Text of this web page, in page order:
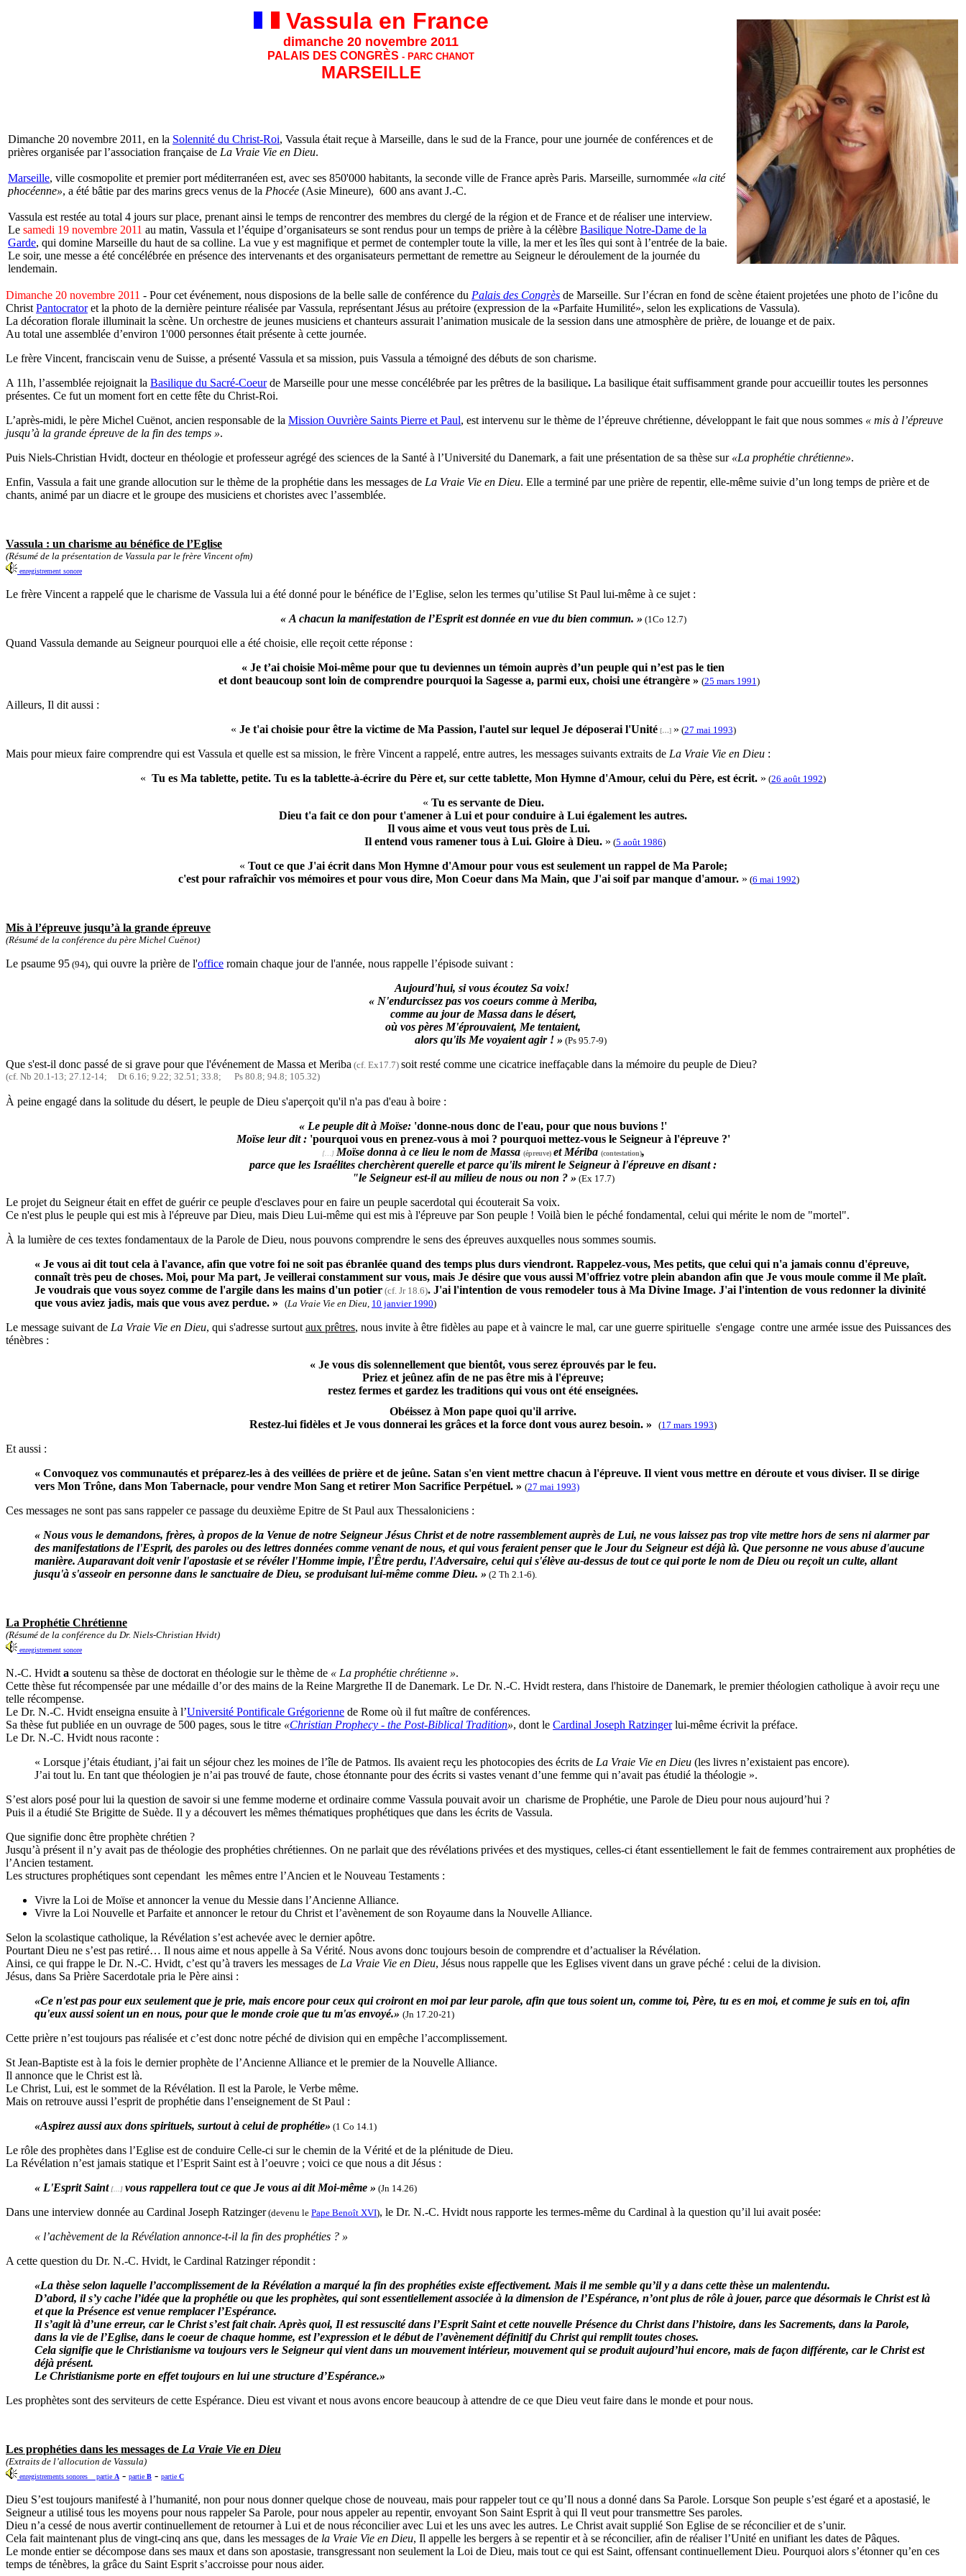
Vassula en France
dimanche 20 novembre 2011
PALAIS DES CONGRÈS - PARC CHANOT
MARSEILLE
Dimanche 20 novembre 2011, en la Solennité du Christ-Roi, Vassula était reçue à Marseille, dans le sud de la France, pour une journée de conférences et de
prières organisée par l’association française de La Vraie Vie en Dieu.
Marseille, ville cosmopolite et premier port méditerranéen est, avec ses 850'000 habitants, la seconde ville de France après Paris. Marseille, surnommée «la cité
phocéenne», a été bâtie par des marins grecs venus de la Phocée (Asie Mineure), 600 ans avant J.-C.
Vassula est restée au total 4 jours sur place, prenant ainsi le temps de rencontrer des membres du clergé de la région et de France et de réaliser une interview.
Le samedi 19 novembre 2011 au matin, Vassula et l’équipe d’organisateurs se sont rendus pour un temps de prière à la célèbre Basilique Notre-Dame de la
Garde, qui domine Marseille du haut de sa colline. La vue y est magnifique et permet de contempler toute la ville, la mer et les îles qui sont à l’entrée de la baie.
Le soir, une messe a été concélébrée en présence des intervenants et des organisateurs permettant de remettre au Seigneur le déroulement de la journée du
lendemain.
Dimanche 20 novembre 2011 - Pour cet événement, nous disposions de la belle salle de conférence du Palais des Congrès de Marseille. Sur l’écran en fond de scène étaient projetées une photo de l’icône du
Christ Pantocratoret la photo de la dernière peinture réalisée par Vassula, représentant Jésus au prétoire (expression de la «Parfaite Humilité», selon les explications de Vassula).
La décoration florale illuminait la scène. Un orchestre de jeunes musiciens et chanteurs assurait l’animation musicale de la session dans une atmosphère de prière, de louange et de paix.
Au total une assemblée d’environ 1'000 personnes était présente à cette journée.
Le frère Vincent, franciscain venu de Suisse, a présenté Vassula et sa mission, puis Vassula a témoigné des débuts de son charisme.
A 11h, l’assemblée rejoignait la Basilique du Sacré-Coeurde Marseille pour une messe concélébrée par les prêtres de la basilique. La basilique était suffisamment grande pour accueillir toutes les personnes
présentes. Ce fut un moment fort en cette fête du Christ-Roi.
L’après-midi, le père Michel Cuënot, ancien responsable de la Mission Ouvrière Saints Pierre et Paul, est intervenu sur le thème de l’épreuve chrétienne, développant le fait que nous sommes « mis à l’épreuve
jusqu’à la grande épreuve de la fin des temps ».
Puis Niels-Christian Hvidt, docteur en théologie et professeur agrégé des sciences de la Santé à l’Université du Danemark, a fait une présentation de sa thèse sur «La prophétie chrétienne».
Enfin, Vassula a fait une grande allocution sur le thème de la prophétie dans les messages de La Vraie Vie en Dieu. Elle a terminé par une prière de repentir, elle-même suivie d’un long temps de prière et de
chants, animé par un diacre et le groupe des musiciens et choristes avec l’assemblée.
Vassula : un charisme au bénéfice de l’Eglise
(Résumé de la présentation de Vassula par le frère Vincent ofm)
enregistrement sonore
Le frère Vincent a rappelé que le charisme de Vassula lui a été donné pour le bénéfice de l’Eglise, selon les termes qu’utilise St Paul lui-même à ce sujet :
« A chacun la manifestation de l’Esprit est donnée en vue du bien commun. » (1Co 12.7)
Quand Vassula demande au Seigneur pourquoi elle a été choisie, elle reçoit cette réponse :
« Je t’ai choisie Moi-même pour que tu deviennes un témoin auprès d’un peuple qui n’est pas le tien
et dont beaucoup sont loin de comprendre pourquoi la Sagesse a, parmi eux, choisi une étrangère » (25 mars 1991)
Ailleurs, Il dit aussi :
« Je t'ai choisie pour être la victime de Ma Passion, l'autel sur lequel Je déposerai l'Unité[…] » (27 mai 1993)
Mais pour mieux faire comprendre qui est Vassula et quelle est sa mission, le frère Vincent a rappelé, entre autres, les messages suivants extraits de La Vraie Vie en Dieu :
« Tu es Ma tablette, petite. Tu es la tablette-à-écrire du Père et, sur cette tablette, Mon Hymne d'Amour, celui du Père, est écrit. » (26 août 1992)
« Tu es servante de Dieu.
Dieu t'a fait ce don pour t'amener à Lui et pour conduire à Lui également les autres.
Il vous aime et vous veut tous près de Lui.
Il entend vous ramener tous à Lui. Gloire à Dieu.» (5 août 1986)
« Tout ce que J'ai écrit dans Mon Hymne d'Amour pour vous est seulement un rappel de Ma Parole;
c'est pour rafraîchir vos mémoires et pour vous dire, Mon Coeur dans Ma Main, que J'ai soif par manque d'amour. » (6 mai 1992)
Mis à l’épreuve jusqu’à la grande épreuve
(Résumé de la conférence du père Michel Cuënot)
Le psaume 95 (94), qui ouvre la prière de l'office romain chaque jour de l'année, nous rappelle l’épisode suivant :
Aujourd'hui, si vous écoutez Sa voix!
« N'endurcissez pas vos coeurs comme à Meriba,
comme au jour de Massa dans le désert,
où vos pères M'éprouvaient, Me tentaient,
alors qu'ils Me voyaient agir ! » (Ps 95.7-9)
Que s'est-il donc passé de si grave pour que l'événement de Massa et Meriba (cf. Ex17.7) soit resté comme une cicatrice ineffaçable dans la mémoire du peuple de Dieu?
(cf. Nb 20.1-13; 27.12-14; Dt 6.16; 9.22; 32.51; 33.8; Ps 80.8; 94.8; 105.32)
À peine engagé dans la solitude du désert, le peuple de Dieu s'aperçoit qu'il n'a pas d'eau à boire :
« Le peuple dit à Moïse: 'donne-nous donc de l'eau, pour que nous buvions !'
Moïse leur dit : 'pourquoi vous en prenez-vous à moi ? pourquoi mettez-vous le Seigneur à l'épreuve ?'
[…] Moïse donna à ce lieu le nom de Massa (épreuve) et Mériba (contestation),
parce que les Israélites cherchèrent querelle et parce qu'ils mirent le Seigneur à l'épreuve en disant :
"le Seigneur est-il au milieu de nous ou non ? » (Ex 17.7)
Le projet du Seigneur était en effet de guérir ce peuple d'esclaves pour en faire un peuple sacerdotal qui écouterait Sa voix.
Ce n'est plus le peuple qui est mis à l'épreuve par Dieu, mais Dieu Lui-même qui est mis à l'épreuve par Son peuple ! Voilà bien le péché fondamental, celui qui mérite le nom de "mortel".
À la lumière de ces textes fondamentaux de la Parole de Dieu, nous pouvons comprendre le sens des épreuves auxquelles nous sommes soumis.
« Je vous ai dit tout cela à l'avance, afin que votre foi ne soit pas ébranlée quand des temps plus durs viendront. Rappelez-vous, Mes petits, que celui qui n'a jamais connu d'épreuve,
connaît très peu de choses. Moi, pour Ma part, Je veillerai constamment sur vous, mais Je désire que vous aussi M'offriez votre plein abandon afin que Je vous moule comme il Me plaît.
Je voudrais que vous soyez comme de l'argile dans les mains d'un potier (cf. Jr 18.6). J'ai l'intention de vous remodeler tous à Ma Divine Image. J'ai l'intention de vous redonner la divinité
que vous aviez jadis, mais que vous avez perdue. »
(La Vraie Vie en Dieu, 10 janvier 1990)
Le message suivant de La Vraie Vie en Dieu, qui s'adresse surtout aux prêtres, nous invite à être fidèles au pape et à vaincre le mal, car une guerre spirituelle s'engage contre une armée issue des Puissances des
ténèbres :
« Je vous dis solennellement que bientôt, vous serez éprouvés par le feu.
Priez et jeûnez afin de ne pas être mis à l'épreuve;
restez fermes et gardez les traditions qui vous ont été enseignées.
Obéissez à Mon pape quoi qu'il arrive.
Restez-lui fidèles et Je vous donnerai les grâces et la force dont vous aurez besoin. »
(17 mars 1993)
Et aussi :
« Convoquez vos communautés et préparez-les à des veillées de prière et de jeûne. Satan s'en vient mettre chacun à l'épreuve. Il vient vous mettre en déroute et vous diviser. Il se dirige
vers Mon Trône, dans Mon Tabernacle, pour vendre Mon Sang et retirer Mon Sacrifice Perpétuel. » (27 mai 1993)
Ces messages ne sont pas sans rappeler ce passage du deuxième Epitre de St Paul aux Thessaloniciens :
« Nous vous le demandons, frères, à propos de la Venue de notre Seigneur Jésus Christ et de notre rassemblement auprès de Lui, ne vous laissez pas trop vite mettre hors de sens ni alarmer par
des manifestations de l'Esprit, des paroles ou des lettres données comme venant de nous, et qui vous feraient penser que le Jour du Seigneur est déjà là. Que personne ne vous abuse d'aucune
manière. Auparavant doit venir l'apostasie et se révéler l'Homme impie, l'Être perdu, l'Adversaire, celui qui s'élève au-dessus de tout ce qui porte le nom de Dieu ou reçoit un culte, allant
jusqu'à s'asseoir en personne dans le sanctuaire de Dieu, se produisant lui-même comme Dieu. » (2 Th 2.1-6).
La Prophétie Chrétienne
(Résumé de la conférence du Dr. Niels-Christian Hvidt)
enregistrement sonore
N.-C. Hvidt a soutenu sa thèse de doctorat en théologie sur le thème de « La prophétie chrétienne ».
Cette thèse fut récompensée par une médaille d’or des mains de la Reine Margrethe II de Danemark. Le Dr. N.-C. Hvidt restera, dans l'histoire de Danemark, le premier théologien catholique à avoir reçu une
telle récompense.
Le Dr. N.-C. Hvidt enseigna ensuite à l’Université Pontificale Grégorienne de Rome où il fut maître de conférences.
Sa thèse fut publiée en un ouvrage de 500 pages, sous le titre «Christian Prophecy - the Post-Biblical Tradition», dont le Cardinal Joseph Ratzingerlui-même écrivit la préface.
Le Dr. N.-C. Hvidt nous raconte :
« Lorsque j’étais étudiant, j’ai fait un séjour chez les moines de l’île de Patmos. Ils avaient reçu les photocopies des écrits de La Vraie Vie en Dieu (les livres n’existaient pas encore).
J’ai tout lu. En tant que théologien je n’ai pas trouvé de faute, chose étonnante pour des écrits si vastes venant d’une femme qui n’avait pas étudié la théologie ».
S’est alors posé pour lui la question de savoir si une femme moderne et ordinaire comme Vassula pouvait avoir un charisme de Prophétie, une Parole de Dieu pour nous aujourd’hui ?
Puis il a étudié Ste Brigitte de Suède. Il y a découvert les mêmes thématiques prophétiques que dans les écrits de Vassula.
Que signifie donc être prophète chrétien ?
Jusqu’à présent il n’y avait pas de théologie des prophéties chrétiennes. On ne parlait que des révélations privées et des mystiques, celles-ci étant essentiellement le fait de femmes contrairement aux prophéties de
l’Ancien testament.
Les structures prophétiques sont cependant les mêmes entre l’Ancien et le Nouveau Testaments :
Vivre la Loi de Moïse et annoncer la venue du Messie dans l’Ancienne Alliance.
Vivre la Loi Nouvelle et Parfaite et annoncer le retour du Christ et l’avènement de son Royaume dans la Nouvelle Alliance.
Selon la scolastique catholique, la Révélation s’est achevée avec le dernier apôtre.
Pourtant Dieu ne s’est pas retiré… Il nous aime et nous appelle à Sa Vérité. Nous avons donc toujours besoin de comprendre et d’actualiser la Révélation.
Ainsi, ce qui frappe le Dr. N.-C. Hvidt, c’est qu’à travers les messages de La Vraie Vie en Dieu, Jésus nous rappelle que les Eglises vivent dans un grave péché : celui de la division.
Jésus, dans Sa Prière Sacerdotale pria le Père ainsi :
«Ce n'est pas pour eux seulement que je prie, mais encore pour ceux qui croiront en moi par leur parole, afin que tous soient un, comme toi, Père, tu es en moi, et comme je suis en toi, afin
qu'eux aussi soient un en nous, pour que le monde croie que tu m'as envoyé.» (Jn 17.20-21)
Cette prière n’est toujours pas réalisée et c’est donc notre péché de division qui en empêche l’accomplissement.
St Jean-Baptiste est à la fois le dernier prophète de l’Ancienne Alliance et le premier de la Nouvelle Alliance.
Il annonce que le Christ est là.
Le Christ, Lui, est le sommet de la Révélation. Il est la Parole, le Verbe même.
Mais on retrouve aussi l’esprit de prophétie dans l’enseignement de St Paul :
«Aspirez aussi aux dons spirituels, surtout à celui de prophétie» (1 Co 14.1)
Le rôle des prophètes dans l’Eglise est de conduire Celle-ci sur le chemin de la Vérité et de la plénitude de Dieu.
La Révélation n’est jamais statique et l’Esprit Saint est à l’oeuvre ; voici ce que nous a dit Jésus :
« L'Esprit Saint[...] vous rappellera tout ce que Je vous ai dit Moi-même » (Jn 14.26)
Dans une interview donnée au Cardinal Joseph Ratzinger(devenu le Pape Benoît XVI), le Dr. N.-C. Hvidt nous rapporte les termes-même du Cardinal à la question qu’il lui avait posée:
« l’achèvement de la Révélation annonce-t-il la fin des prophéties ? »
A cette question du Dr. N.-C. Hvidt, le Cardinal Ratzinger répondit :
«La thèse selon laquelle l’accomplissement de la Révélation a marqué la fin des prophéties existe effectivement. Mais il me semble qu’il y a dans cette thèse un malentendu.
D’abord, il s’y cache l’idée que la prophétie ou que les prophètes, qui sont essentiellement associée à la dimension de l’Espérance, n’ont plus de rôle à jouer, parce que désormais le Christ est là
et que la Présence est venue remplacer l’Espérance.
Il s’agit là d’une erreur, car le Christ s’est fait chair. Après quoi, Il est ressuscité dans l’Esprit Saint et cette nouvelle Présence du Christ dans l’histoire, dans les Sacrements, dans la Parole,
dans la vie de l’Eglise, dans le coeur de chaque homme, est l’expression et le début de l’avènement définitif du Christ qui remplit toutes choses.
Cela signifie que le Christianisme va toujours vers le Seigneur qui vient dans un mouvement intérieur, mouvement qui se produit aujourd’hui encore, mais de façon différente, car le Christ est
déjà présent.
Le Christianisme porte en effet toujours en lui une structure d’Espérance.»
Les prophètes sont des serviteurs de cette Espérance. Dieu est vivant et nous avons encore beaucoup à attendre de ce que Dieu veut faire dans le monde et pour nous.
Les prophéties dans les messages de La Vraie Vie en Dieu
(Extraits de l’allocution de Vassula)
enregistrements sonores partie A - partie B - partie C
Dieu S’est toujours manifesté à l’humanité, non pour nous donner quelque chose de nouveau, mais pour rappeler tout ce qu’Il nous a donné dans Sa Parole. Lorsque Son peuple s’est égaré et a apostasié, le
Seigneur a utilisé tous les moyens pour nous rappeler Sa Parole, pour nous appeler au repentir, envoyant Son Saint Esprit à qui Il veut pour transmettre Ses paroles.
Dieu n’a cessé de nous avertir continuellement de retourner à Lui et de nous réconcilier avec Lui et les uns avec les autres. Le Christ avait supplié Son Eglise de se réconcilier et de s’unir.
Cela fait maintenant plus de vingt-cinq ans que, dans les messages de la Vraie Vie en Dieu, Il appelle les bergers à se repentir et à se réconcilier, afin de réaliser l’Unité en unifiant les dates de Pâques.
Le monde entier se décompose dans ses maux et dans son apostasie, transgressant non seulement la Loi de Dieu, mais tout ce qui est Saint, offensant continuellement Dieu. Pourquoi alors s’étonner qu’en ces
temps de ténèbres, la grâce du Saint Esprit s’accroisse pour nous aider.